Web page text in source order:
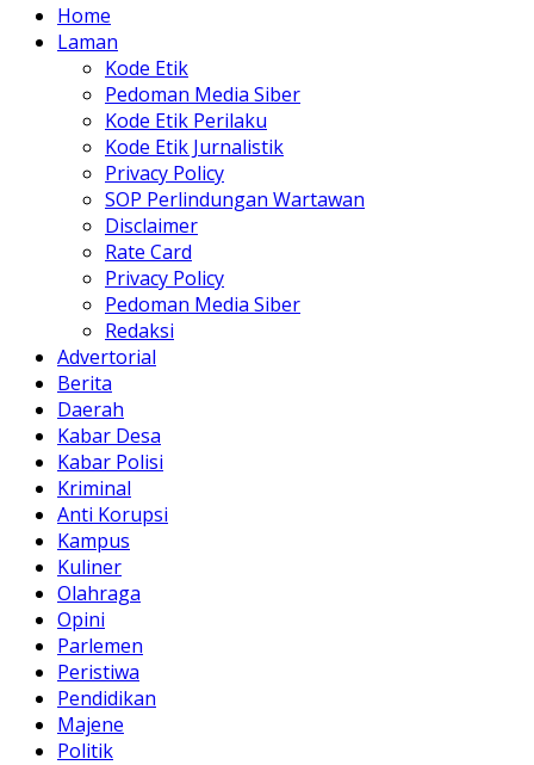
Home
Laman
Kode Etik
Pedoman Media Siber
Kode Etik Perilaku
Kode Etik Jurnalistik
Privacy Policy
SOP Perlindungan Wartawan
Disclaimer
Rate Card
Privacy Policy
Pedoman Media Siber
Redaksi
Advertorial
Berita
Daerah
Kabar Desa
Kabar Polisi
Kriminal
Anti Korupsi
Kampus
Kuliner
Olahraga
Opini
Parlemen
Peristiwa
Pendidikan
Majene
Politik